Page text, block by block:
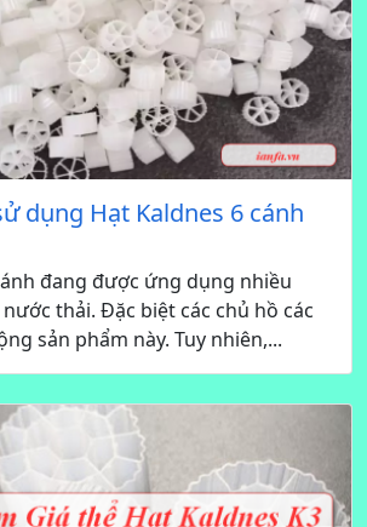
dụng Hạt Kaldnes 6 cánh
đang được ứng dụng nhiều
thải. Đặc biệt các chủ hồ các
sản phẩm này. Tuy nhiên,...